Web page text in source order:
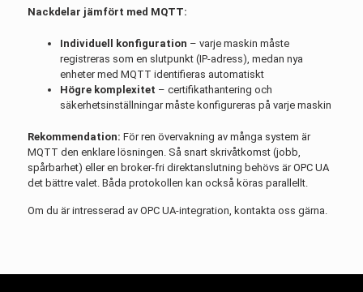
Nackdelar jämfört med MQTT:
Individuell konfiguration – varje maskin måste
registreras som en slutpunkt (IP-adress), medan nya
enheter med MQTT identifieras automatiskt
Högre komplexitet – certifikathantering och
säkerhetsinställningar måste konfigureras på varje maskin
Rekommendation: För ren övervakning av många system är
MQTT den enklare lösningen. Så snart skrivåtkomst (jobb,
spårbarhet) eller en broker-fri direktanslutning behövs är OPC UA
det bättre valet. Båda protokollen kan också köras parallellt.
Om du är intresserad av OPC UA-integration, kontakta oss gärna.